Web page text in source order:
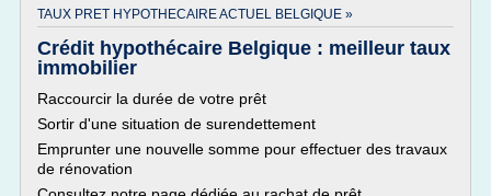
TAUX PRET HYPOTHECAIRE ACTUEL BELGIQUE »
Crédit hypothécaire Belgique : meilleur taux
immobilier
Raccourcir la durée de votre prêt
Sortir d'une situation de surendettement
Emprunter une nouvelle somme pour effectuer des travaux
de rénovation